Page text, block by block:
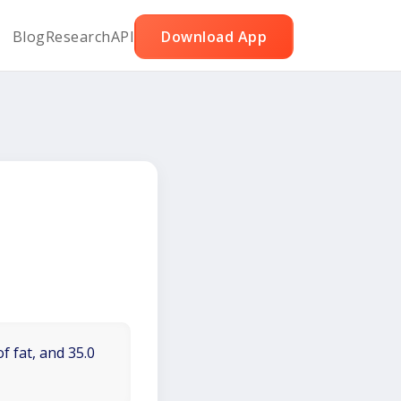
BlogResearchAPI Download App
fat, and 35.0